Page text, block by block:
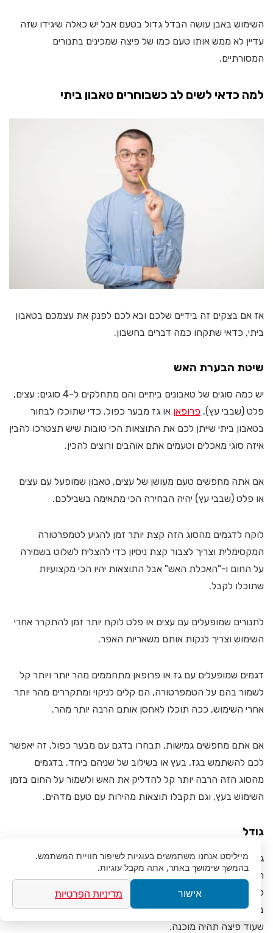
השימוש באבן עושה הבדל גדול בטעם אבל יש כאלה שיגידו שזה
עדיין לא ממש אותו טעם כמו של פיצה שמכינים בתנורים
המסורתיים.
למה כדאי לשים לב כשבוחרים טאבון ביתי
אז אם בצקים זה בידיים שלכם ובא לכם לפנק את עצמכם בטאבון
ביתי, כדאי שתקחו כמה דברים בחשבון.
שיטת הבערת האש
יש כמה סוגים של טאבונים ביתיים והם מתחלקים ל-4 סוגים: עצים,
פלט (שבבי עץ), פרופאן או גז מבער כפול. כדי שתוכלו לבחור
בטאבון ביתי שייתן לכם את התוצאות הכי טובות שיש תצטרכו להבין
איזה סוגי מאכלים וטעמים אתם אוהבים ורוצים להכין.
אם אתה מחפשים טעם מעושן של עצים, טאבון שמופעל עם עצים
או פלט (שבבי עץ) יהיה הבחירה הכי מתאימה בשבילכם.
לוקח לדגמים מהסוג הזה קצת יותר זמן להגיע לטמפרטורה
המקסימלית וצריך לצבור קצת ניסיון כדי להצליח לשלוט בשמירה
על החום ו-"האכלת האש" אבל התוצאות יהיו הכי מקצועיות
שתוכלו לקבל.
לתנורים שמופעלים עם עצים או פלט לוקח יותר זמן להתקרר אחרי
השימוש וצריך לנקות אותם משאריות האפר.
דגמים שמופעלים עם גז או פרופאן מתחממים מהר יותר ויותר קל
לשמור בהם על הטמפרטורה, הם קלים לניקוי ומתקררים מהר יותר
אחרי השימוש, ככה תוכלו לאחסן אותם הרבה יותר מהר.
אם אתם מחפשים גמישות, תבחרו בדגם עם מבער כפול, זה יאפשר
לכם להשתמש בגז, בעץ או בשילוב של שניהם ביחד. בדגמים
מהסוג הזה הרבה יותר קל להדליק את האש ולשמור על החום בזמן
השימוש בעץ, וגם תקבלו תוצאות מהירות עם טעם מדהים.
גודל
גודל הטאבון המומלץ משתנה לפי כמות הנפשות שיש בבית, אפילו
רצוי לקחת בחשבון עוד כמה אורחים שיקפצו לבקר מידי פעם כדי
לאכול את המאכלים הטעימים והמיוחדים שתכינו. חשוב שתבחרו
בגודל המתאים כדי שלא תמצאו את עצמכם מחכים בזמן האוכל
שעוד פיצה תהיה מוכנה.
מייליסט אנחנו משתמשים בעוגיות לשיפור חוויית המשתמש.
בהמשך שימושך באתר, אתה מקבל עוגיות.
אישור מדיניות הפרטיות